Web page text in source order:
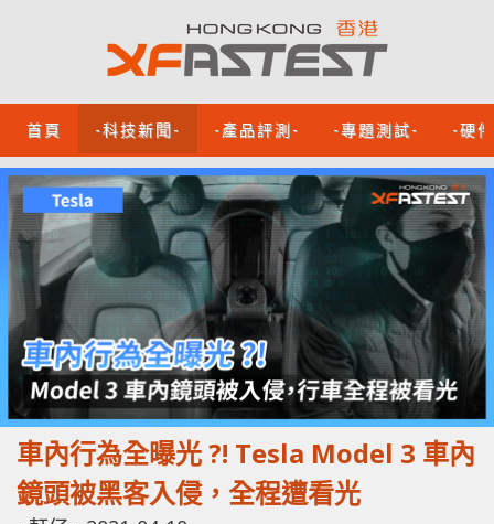
首頁 -科技新聞- -產品評測- -專題測試- -硬
車內行為全曝光 ?! Tesla Model 3 車內
鏡頭被黑客入侵，全程遭看光